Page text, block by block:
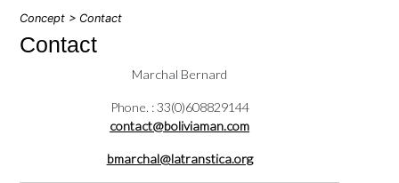
Concept > Contact
Contact
Marchal Bernard
Phone. : 33(0)608829144
contact@boliviaman.com
bmarchal@latranstica.org